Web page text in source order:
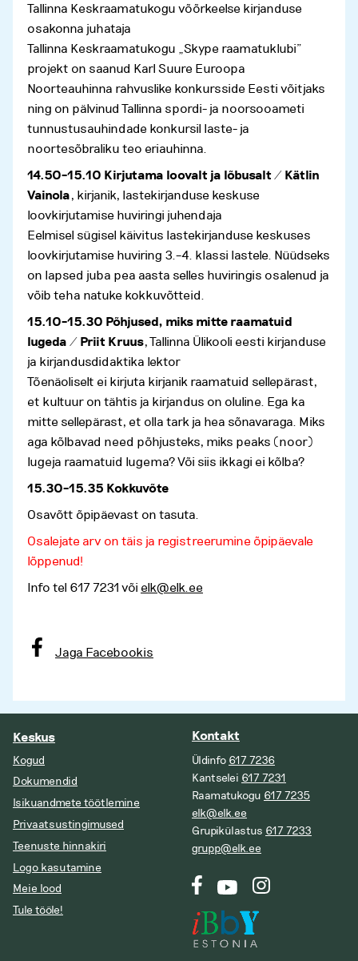
Tallinna Keskraamatukogu võõrkeelse kirjanduse
osakonna juhataja
Tallinna Keskraamatukogu „Skype raamatuklubi”
projekt on saanud Karl Suure Euroopa
Noorteauhinna rahvuslike konkursside Eesti võitjaks
ning on pälvinud Tallinna spordi- ja noorsooameti
tunnustusauhindade konkursil laste- ja
noortesõbraliku teo eriauhinna.
14.50–15.10 Kirjutama loovalt ja lõbusalt / Kätlin
Vainola, kirjanik, lastekirjanduse keskuse
loovkirjutamise huviringi juhendaja
Eelmisel sügisel käivitus lastekirjanduse keskuses
loovkirjutamise huviring 3.–4. klassi lastele. Nüüdseks
on lapsed juba pea aasta selles huviringis osalenud ja
võib teha natuke kokkuvõtteid.
15.10–15.30 Põhjused, miks mitte raamatuid
lugeda / Priit Kruus, Tallinna Ülikooli eesti kirjanduse
ja kirjandusdidaktika lektor
Tõenäoliselt ei kirjuta kirjanik raamatuid sellepärast,
et kultuur on tähtis ja kirjandus on oluline. Ega ka
mitte sellepärast, et olla tark ja hea sõnavaraga. Miks
aga kõlbavad need põhjusteks, miks peaks (noor)
lugeja raamatuid lugema? Või siis ikkagi ei kõlba?
15.30–15.35 Kokkuvõte
Osavõtt õpipäevast on tasuta.
Osalejate arv on täis ja registreerumine õpipäevale
lõppenud!
Info tel 617 7231 või elk@elk.ee
Jaga Facebookis
Keskus
Kogud
Dokumendid
Isikuandmete töötlemine
Privaatsustingimused
Teenuste hinnakiri
Logo kasutamine
Meie lood
Tule tööle!
Kontakt
Üldinfo 617 7236
Kantselei 617 7231
Raamatukogu 617 7235
elk@elk.ee
Grupikülastus 617 7233
grupp@elk.ee